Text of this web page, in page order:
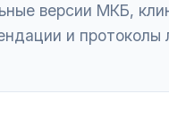
версии МКБ,
и протоколы